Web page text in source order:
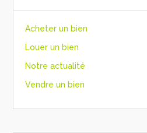
Acheter un bien
Louer un bien
Notre actualité
Vendre un bien